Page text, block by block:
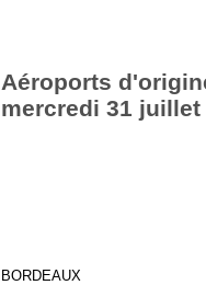
Aéroports
mercredi 31 juillet
BORDEAUX